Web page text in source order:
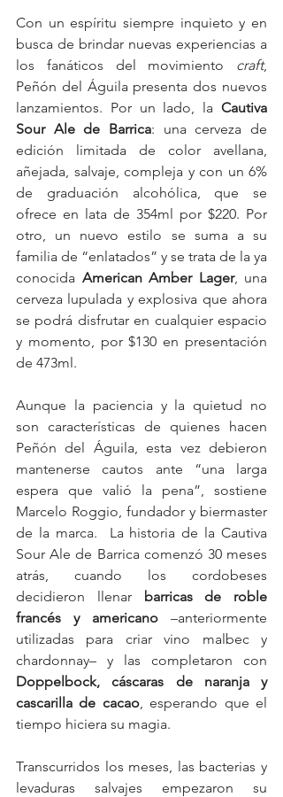
Con un espíritu siempre inquieto y en
busca de brindar nuevas experiencias a
los fanáticos del movimiento craft,
Peñón del Águila presenta dos nuevos
lanzamientos. Por un lado, la Cautiva
Sour Ale de Barrica: una cerveza de
edición limitada de color avellana,
añejada, salvaje, compleja y con un 6%
de graduación alcohólica, que se
ofrece en lata de 354ml por $220. Por
otro, un nuevo estilo se suma a su
familia de “enlatados” y se trata de la ya
conocida American Amber Lager, una
cerveza lupulada y explosiva que ahora
se podrá disfrutar en cualquier espacio
y momento, por $130 en presentación
de 473ml.
Aunque la paciencia y la quietud no
son características de quienes hacen
Peñón del Águila, esta vez debieron
mantenerse cautos ante “una larga
espera que valió la pena”, sostiene
Marcelo Roggio, fundador y biermaster
de la marca.  La historia de la Cautiva
Sour Ale de Barrica comenzó 30 meses
atrás, cuando los cordobeses
decidieron llenar barricas de roble
francés y americano –anteriormente
utilizadas para criar vino malbec y
Doppelbock, cáscaras de naranja y
cascarilla de cacao, esperando que el
tiempo hiciera su magia.
Transcurridos los meses, las bacterias y
levaduras salvajes empezaron su